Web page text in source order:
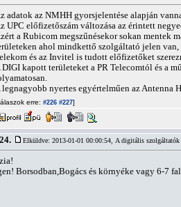
adatok az NMHH gyorsjelentése alapján
UPC előfizetőszám változása az érintett
a Rubicom megszűnésekor sokan mentek
ahol mindkettő szolgáltató jelen
és az Invitel is tudott előfizetőket
DIGI kapott területeket a PR Telecomtól és a
legnagyobb nyertes egyértelműen az Antenna
erre: #226 #227]
Elküldve: 2013-01-01 00:00:54, A digitális szolgáltatók
Borsodban,Bogács és környéke vagy 6-7